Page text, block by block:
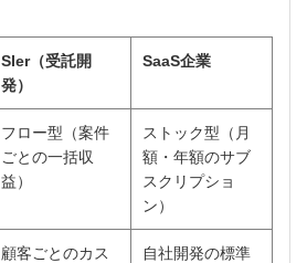
SIer（受託開
発）
SaaS企業
フロー型（案件
ごとの一括収
益）
ストック型（月
額・年額のサブ
スクリプショ
ン）
顧客ごとのカス
自社開発の標準